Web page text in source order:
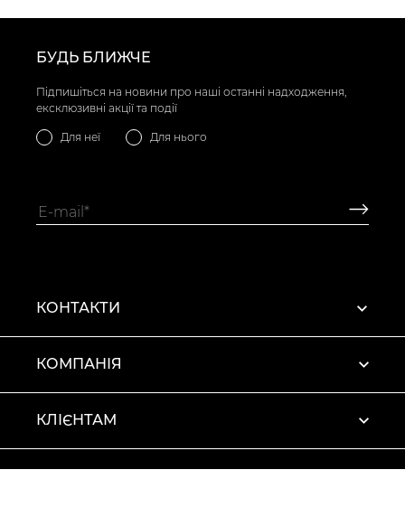
БУДЬ БЛИЖЧЕ
Підпишіться на новини про наші останні надходження,
ексклюзивні акції та події
Для неї Для нього
КОНТАКТИ
КОМПАНІЯ
КЛІЄНТАМ